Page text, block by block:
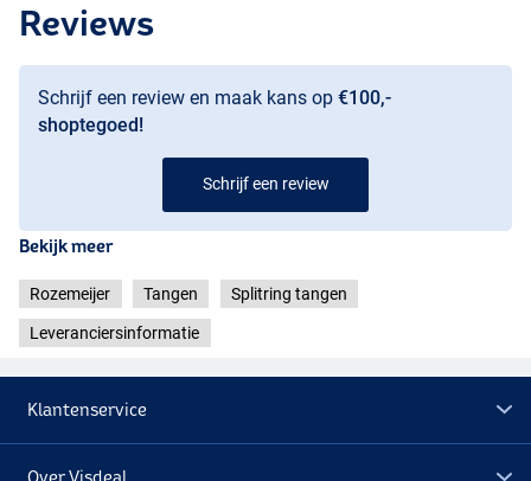
Reviews
Schrijf een review en maak kans op €100,-
shoptegoed!
Schrijf een review
Bekijk meer
Rozemeijer Tangen Splitring tangen
Leveranciersinformatie
Klantenservice